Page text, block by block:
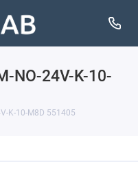
NO-24V-K-10-
K-10-M8D 551405